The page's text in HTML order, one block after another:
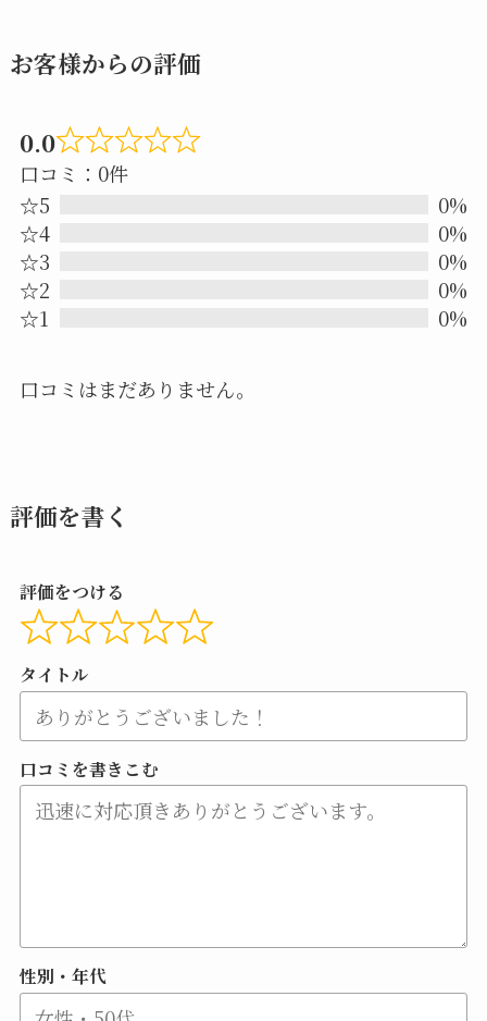
お客様からの評価
0.0
Rated
口コミ：0件
☆5
0%
☆4
0%
☆3
0%
☆2
0%
☆1
0%
口コミはまだありません。
評価を書く
評価をつける
タイトル
口コミを書きこむ
性別・年代